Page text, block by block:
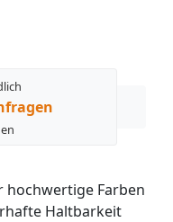
hochwertige Farben
Haltbarkeit